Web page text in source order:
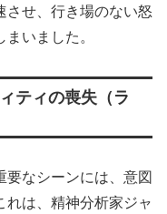
させ、行き場のない怒
いました。
ティの喪失（ラ
要なシーンには、意図
れは、精神分析家ジャ